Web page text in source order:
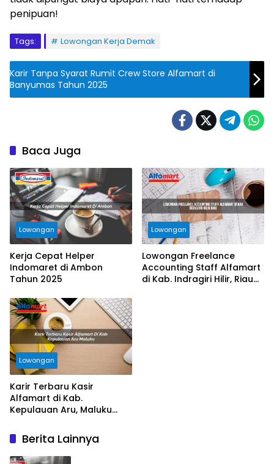
penipuan!
Tags: Lowongan Kerja Demak
Karir Tanpa Syarat Rumit Crew Store Alfamart di
Banyumas Tahun 2025
Baca Juga
Lowongan
Kerja Cepat Helper
Indomaret di Ambon
Tahun 2025
Lowongan
Lowongan Freelance
Accounting Staff Alfamart
di Kab. Indragiri Hilir, Riau
Lowongan
Karir Terbaru Kasir
Alfamart di Kab.
Kepulauan Aru, Maluku
Berita Lainnya